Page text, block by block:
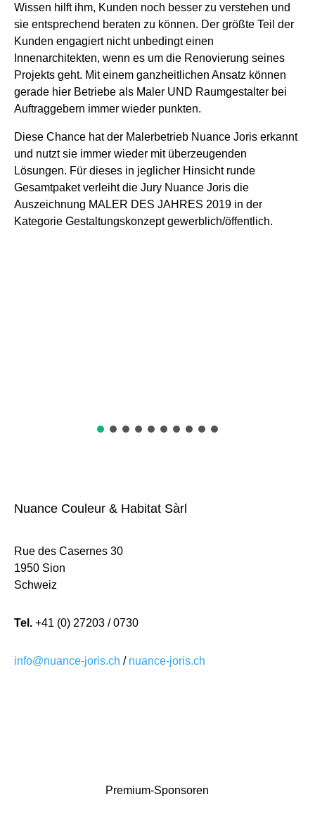
Wissen hilft ihm, Kunden noch besser zu verstehen und
sie entsprechend beraten zu können. Der größte Teil der
Kunden engagiert nicht unbedingt einen
Innenarchitekten, wenn es um die Renovierung seines
Projekts geht. Mit einem ganzheitlichen Ansatz können
gerade hier Betriebe als Maler UND Raumgestalter bei
Auftraggebern immer wieder punkten.
Diese Chance hat der Malerbetrieb Nuance Joris erkannt
und nutzt sie immer wieder mit überzeugenden
Lösungen. Für dieses in jeglicher Hinsicht runde
Gesamtpaket verleiht die Jury Nuance Joris die
Auszeichnung MALER DES JAHRES 2019 in der
Kategorie Gestaltungskonzept gewerblich/öffentlich.
Nuance Couleur & Habitat Sàrl
Rue des Casernes 30
1950 Sion
Schweiz
Tel. +41 (0) 27203 / 0730
info@nuance-joris.ch /nuance-joris.ch
Premium-Sponsoren